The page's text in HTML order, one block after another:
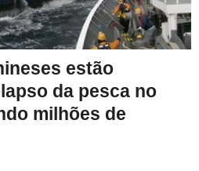
estão
da pesca no
milhões de